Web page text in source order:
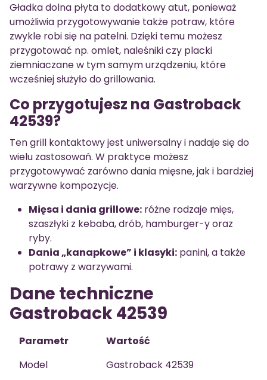
Gładka dolna płyta to dodatkowy atut, ponieważ
umożliwia przygotowywanie także potraw, które
zwykle robi się na patelni. Dzięki temu możesz
przygotować np. omlet, naleśniki czy placki
ziemniaczane w tym samym urządzeniu, które
wcześniej służyło do grillowania.
Co przygotujesz na Gastroback
42539?
Ten grill kontaktowy jest uniwersalny i nadaje się do
wielu zastosowań. W praktyce możesz
przygotowywać zarówno dania mięsne, jak i bardziej
warzywne kompozycje.
Mięsa i dania grillowe: różne rodzaje mięs,
szaszłyki z kebaba, drób, hamburger-y oraz
ryby.
Dania „kanapkowe” i klasyki: panini, a także
potrawy z warzywami.
Dane techniczne
Gastroback 42539
Parametr
Wartość
Model
Gastroback 42539